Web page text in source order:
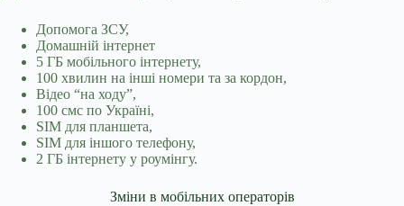
Допомога ЗСУ,
Домашній інтернет
5 ГБ мобільного інтернету,
100 хвилин на інші номери та за кордон,
Відео “на ходу”,
100 смс по Україні,
SIM для планшета,
SIM для іншого телефону,
2 ГБ інтернету у роумінгу.
Зміни в мобільних операторів